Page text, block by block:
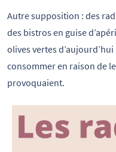
Autre supposition : des
des bistros en guise
olives vertes
consommer en raison de
provoquaient.